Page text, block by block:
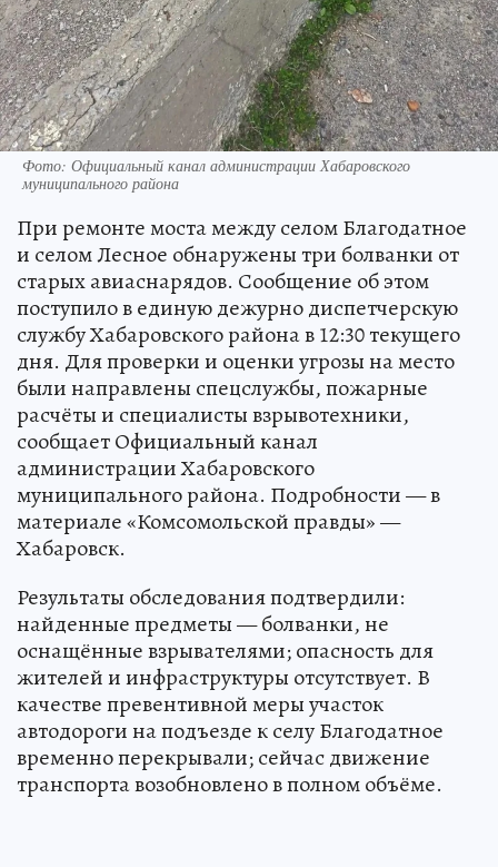
Фото: Официальный канал администрации Хабаровского
муниципального района
При ремонте моста между селом Благодатное
и селом Лесное обнаружены три болванки от
старых авиаснарядов. Сообщение об этом
поступило в единую дежурно диспетчерскую
службу Хабаровского района в 12:30 текущего
дня. Для проверки и оценки угрозы на место
были направлены спецслужбы, пожарные
расчёты и специалисты взрывотехники,
сообщает Официальный канал
администрации Хабаровского
муниципального района. Подробности — в
материале «Комсомольской правды» —
Хабаровск.
Результаты обследования подтвердили:
найденные предметы — болванки, не
оснащённые взрывателями; опасность для
жителей и инфраструктуры отсутствует. В
качестве превентивной меры участок
автодороги на подъезде к селу Благодатное
временно перекрывали; сейчас движение
транспорта возобновлено в полном объёме.